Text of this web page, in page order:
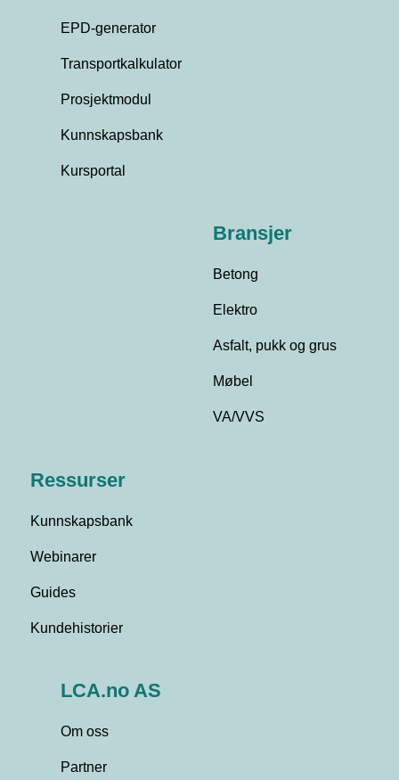
EPD-generator
Transportkalkulator
Prosjektmodul
Kunnskapsbank
Kursportal
Bransjer
Betong
Elektro
Asfalt, pukk og grus
Møbel
VA/VVS
Ressurser
Kunnskapsbank
Webinarer
Guides
Kundehistorier
LCA.no AS
Om oss
Partner